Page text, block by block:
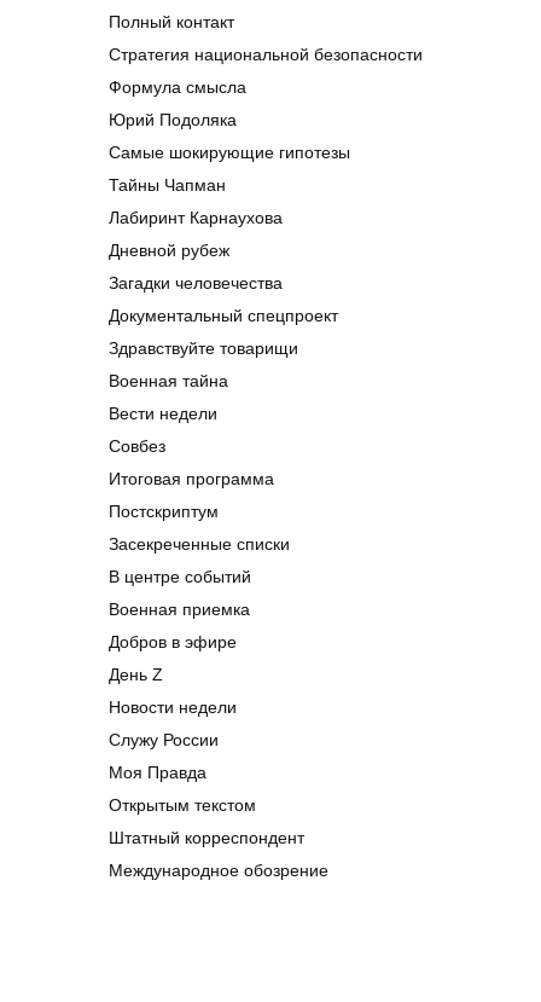
Полный контакт
Стратегия национальной безопасности
Формула смысла
Юрий Подоляка
Самые шокирующие гипотезы
Тайны Чапман
Лабиринт Карнаухова
Дневной рубеж
Загадки человечества
Документальный спецпроект
Здравствуйте товарищи
Военная тайна
Вести недели
Совбез
Итоговая программа
Постскриптум
Засекреченные списки
В центре событий
Военная приемка
Добров в эфире
День Z
Новости недели
Служу России
Моя Правда
Открытым текстом
Штатный корреспондент
Международное обозрение